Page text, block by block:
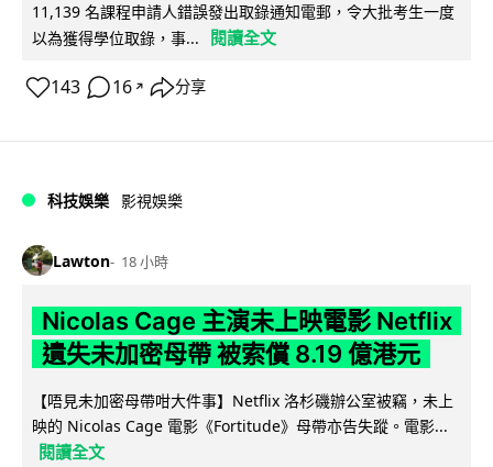
11,139 名課程申請人錯誤發出取錄通知電郵，令大批考生一度
以為獲得學位取錄，事...
閱讀全文
143 16 ↗ 分享
科技娛樂 影視娛樂
Lawton 18 小時
Nicolas Cage 主演未上映電影 Netflix
遺失未加密母帶 被索償 8.19 億港元
【唔見未加密母帶咁大件事】Netflix 洛杉磯辦公室被竊，未上
映的 Nicolas Cage 電影《Fortitude》母帶亦告失蹤。電影...
閱讀全文